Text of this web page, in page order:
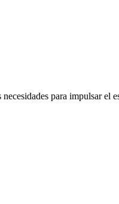
para impulsar el